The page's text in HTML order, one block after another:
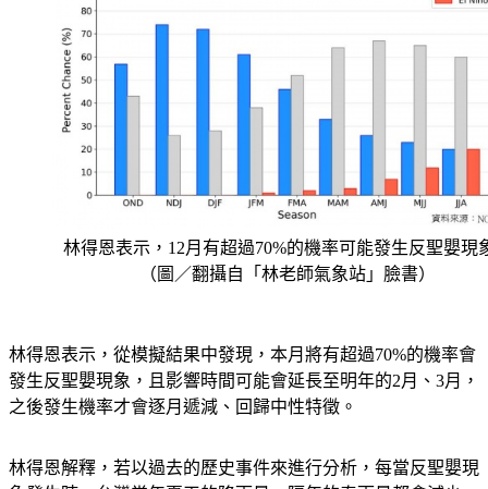
林得恩表示，12月有超過70%的機率可能發生反聖嬰現
（圖／翻攝自「林老師氣象站」臉書）
發生反聖嬰現象，且影響時間可能會延長至明年的2月、3月，
之後發生機率才會逐月遞減、回歸中性特徵。
象發生時，台灣當年夏天的降雨量、隔年的春雨量都會減少，